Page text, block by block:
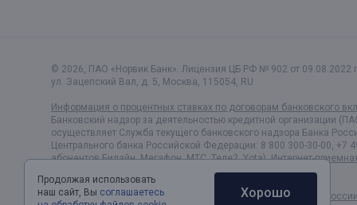
© 2026, ПАО «Норвик Банк». Лицензия ЦБ РФ № 902 от 09.08.2022
ул. Зацепский Вал, д. 5, Москва, 115054, RU
Информация о процентных ставках по договорам банковского
Банковский надзор за деятельностью кредитной организации
осуществляет Служба текущего банковского надзора Банка
Центрального банка Российской Федерации: 8 800 300-30-00, +7
абонентов Билайн, Мегафон, МТС, Теле2, Yota).Интернет-
Политика обработки и защиты персональных данных
Раскрытие информации в соответствии c Указанием Банка
Продолжая использовать
наш сайт, Вы соглашаетесь
Хорошо